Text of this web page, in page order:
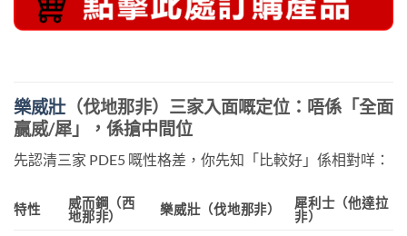
樂威壯（伐地那非）三家入面嘅定位：唔係「全面
贏威/犀」，係搶中間位
先認清三家 PDE5 嘅性格差，你先知「比較好」係相對咩：
特性
威而鋼（西
地那非）
樂威壯（伐地那非）
犀利士（他達拉
非）